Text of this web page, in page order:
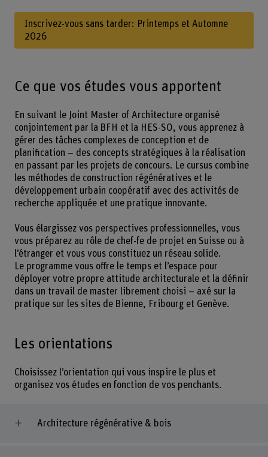
Ce que vos études vous apportent
En suivant le Joint Master of Architecture organisé
conjointement par la BFH et la HES-SO, vous apprenez à
gérer des tâches complexes de conception et de
planification – des concepts stratégiques à la réalisation
en passant par les projets de concours. Le cursus combine
les méthodes de construction régénératives et le
développement urbain coopératif avec des activités de
recherche appliquée et une pratique innovante.
Vous élargissez vos perspectives professionnelles, vous
vous préparez au rôle de chef-fe de projet en Suisse ou à
l’étranger et vous vous constituez un réseau solide.
Le programme vous offre le temps et l’espace pour
déployer votre propre attitude architecturale et la définir
dans un travail de master librement choisi – axé sur la
pratique sur les sites de Bienne, Fribourg et Genève.
Inscrivez-vous sans tarder: Printemps et Automne
2026
Les orientations
Choisissez l’orientation qui vous inspire le plus et
organisez vos études en fonction de vos penchants.
Architecture régénérative & bois